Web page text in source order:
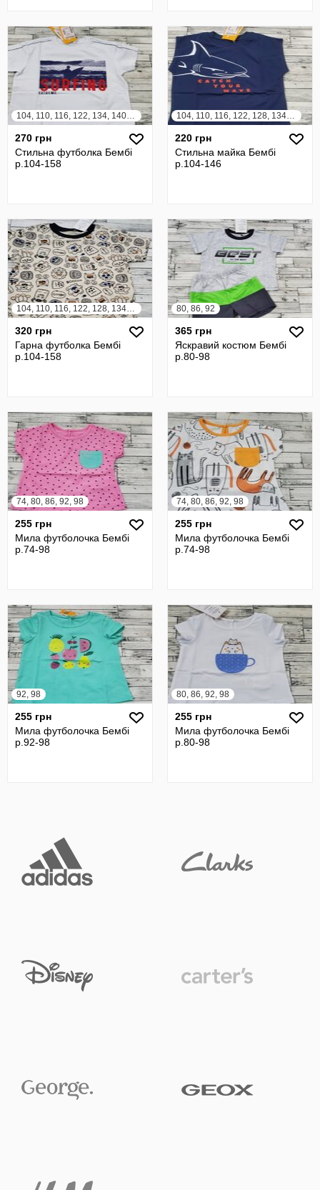
104, 110, 116, 122, 134, 140, 146, 152, 158
270 грн
Стильна футболка Бембі
р.104-158
104, 110, 116, 122, 128, 134, 140, 146
220 грн
Стильна майка Бембі
р.104-146
104, 110, 116, 122, 128, 134, 140, 146, 152, 158
320 грн
Гарна футболка Бембі
р.104-158
80, 86, 92
365 грн
Яскравий костюм Бембі
р.80-98
74, 80, 86, 92, 98
255 грн
Мила футболочка Бембі
р.74-98
74, 80, 86, 92, 98
255 грн
Мила футболочка Бембі
р.74-98
92, 98
255 грн
Мила футболочка Бембі
р.92-98
80, 86, 92, 98
255 грн
Мила футболочка Бембі
р.80-98